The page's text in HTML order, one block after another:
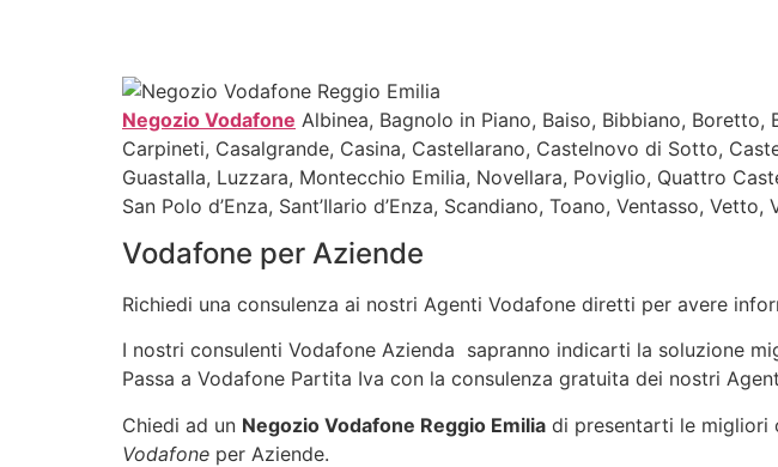
Negozio Vodafone Albinea, Bagnolo in Piano, Baiso, Bibbiano,
Carpineti, Casalgrande, Casina, Castellarano, Castelnovo di Sotto,
Guastalla, Luzzara, Montecchio Emilia, Novellara, Poviglio, Quattro
San Polo d’Enza, Sant’Ilario d’Enza, Scandiano, Toano, Ventasso,
Vodafone per Aziende
Richiedi una consulenza ai nostri Agenti Vodafone diretti per avere
I nostri consulenti Vodafone Azienda sapranno indicarti la soluzione
Passa a Vodafone Partita Iva con la consulenza gratuita dei nostri
Chiedi ad un Negozio Vodafone Reggio Emilia di presentarti le migliori
Vodafone per Aziende.